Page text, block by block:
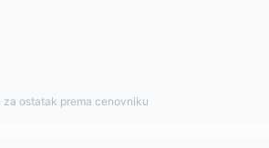
ostatak prema cenovniku